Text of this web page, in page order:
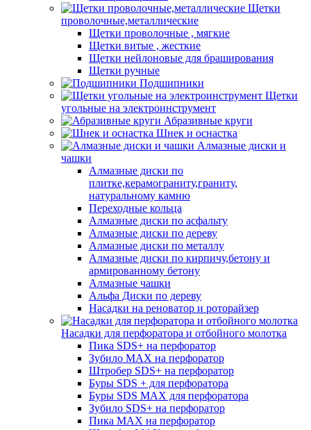
Щетки
проволочные,металлические
Щетки проволочные , мягкие
Щетки витые , жесткие
Щетки нейлоновые для браширования
Щетки ручные
Подшипники
Щетки
угольные на электроинструмент
Абразивные круги
Шнек и оснастка
Алмазные диски и
чашки
Алмазные диски по
плитке,керамограниту,граниту,
натуральному камню
Переходные кольца
Алмазные диски по асфальту
Алмазные диски по дереву
Алмазные диски по металлу
Алмазные диски по кирпичу,бетону и
армированному бетону
Алмазные чашки
Альфа Диски по дереву
Насадки на реноватор и роторайзер
Насадки для перфоратора и отбойного молотка
Пика SDS+ на перфоратор
Зубило MAX на перфоратор
Штробер SDS+ на перфоратор
Буры SDS + для перфоратора
Буры SDS MAX для перфоратора
Зубило SDS+ на перфоратор
Пика MAX на перфоратор